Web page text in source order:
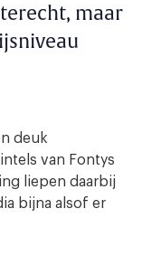
maar
deuk
van Fontys
liepen daarbij
bijna alsof er